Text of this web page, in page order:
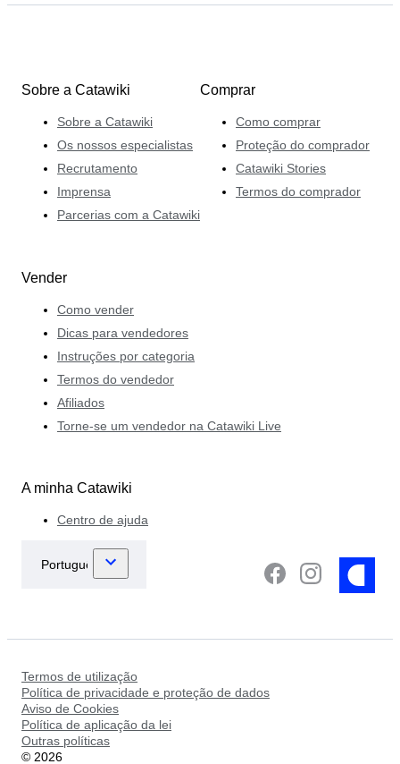
Sobre a Catawiki
Sobre a Catawiki
Os nossos especialistas
Recrutamento
Imprensa
Parcerias com a Catawiki
Comprar
Como comprar
Proteção do comprador
Catawiki Stories
Termos do comprador
Vender
Como vender
Dicas para vendedores
Instruções por categoria
Termos do vendedor
Afiliados
Torne-se um vendedor na Catawiki Live
A minha Catawiki
Centro de ajuda
Termos de utilização
Política de privacidade e proteção de dados
Aviso de Cookies
Política de aplicação da lei
Outras políticas
© 2026